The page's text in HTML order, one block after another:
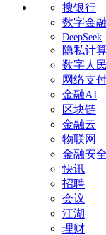
搜银行
数字金融
DeepSeek
隐私计
数字人
网络支
金融AI
区块链
金融云
物联网
金融安全
快讯
招聘
会议
江湖
理财